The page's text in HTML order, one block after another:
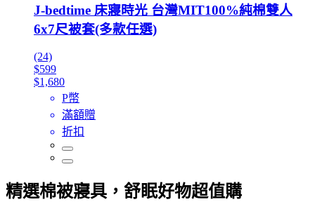
J-bedtime 床寢時光 台灣MIT100%純棉雙人
6x7尺被套(多款任選)
(24)
$599
$1,680
P幣
滿額贈
折扣
精選棉被寢具，舒眠好物超值購